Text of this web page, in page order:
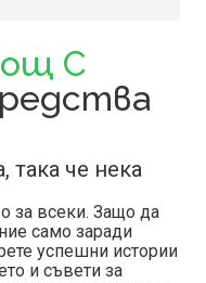
С
така че нека
за всеки. Защо да
само заради
успешни истории
и съвети за